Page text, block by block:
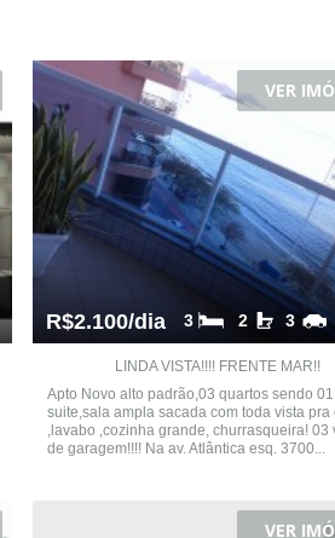
VER
R$2.100/dia 3
2
3
LINDA VISTA!!!! FRENTE MAR!!
Apto Novo alto padrão,03 quartos sendo 01
suite,sala ampla sacada com toda vista pra
,lavabo ,cozinha grande, churrasqueira! 03
de garagem!!!! Na av. Atlântica esq. 3700...
VER